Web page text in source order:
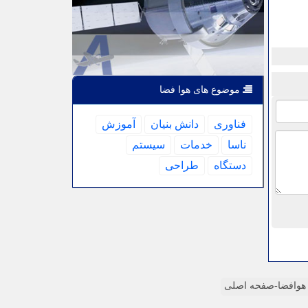
موضوع های هوا فضا
فناوری دانش بنیان
آموزش
ناسا
خدمات
سیستم
دستگاه
طراحی
هوافضا-صفحه اصلی